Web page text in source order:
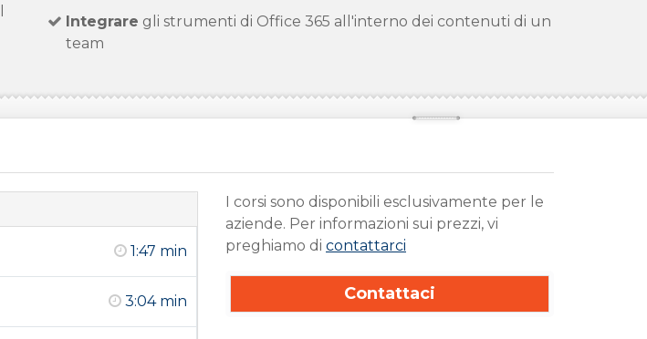
Integrare gli strumenti di Office 365 all'interno dei contenuti di un
team
1:47 min
3:04 min
I corsi sono disponibili esclusivamente per le
aziende. Per informazioni sui prezzi, vi
preghiamo di contattarci
Contattaci